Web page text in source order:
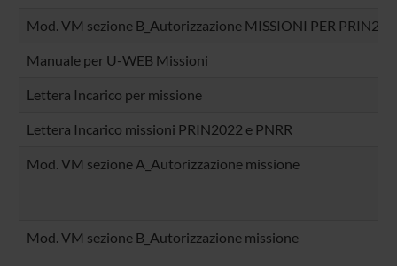
Mod. VM sezione B_Autorizzazione MISSIONI PER
Manuale per U-WEB Missioni
Lettera Incarico per missione
Lettera Incarico missioni PRIN2022 e PNRR
Mod. VM sezione A_Autorizzazione missione
Mod. VM sezione B_Autorizzazione missione